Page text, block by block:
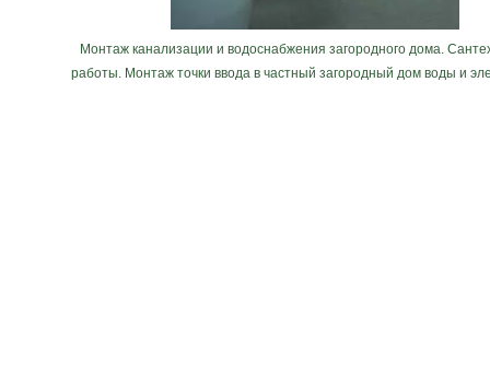
Монтаж канализации и водоснабжения загородного дома.
работы. Монтаж точки ввода в частный загородный дом воды и